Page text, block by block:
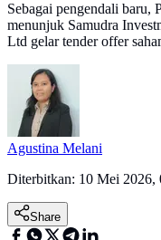
Sebagai pengendali baru,
menunjuk Samudra
Ltd gelar tender offer
Agustina Melani
Diterbitkan: 10 Mei 2026,
Share